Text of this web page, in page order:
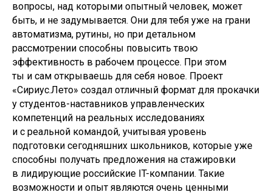
вопросы, над которыми опытный человек, может
быть, и не задумывается. Они для тебя уже на грани
автоматизма, рутины, но при детальном
рассмотрении способны повысить твою
эффективность в рабочем процессе. При этом
ты и сам открываешь для себя новое. Проект
«Сириус.Лето» создал отличный формат для прокачки
у студентов-наставников управленческих
компетенций на реальных исследованиях
и с реальной командой, учитывая уровень
подготовки сегодняшних школьников, которые уже
способны получать предложения на стажировки
в лидирующие российские IT-компании. Такие
возможности и опыт являются очень ценными